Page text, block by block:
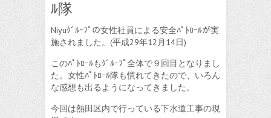
ﾙ隊
Niyuｸﾞﾙｰﾌﾟの女性社員による安全ﾊﾟﾄﾛｰﾙが実
施されました。(平成29年12月14日)
このﾊﾟﾄﾛｰﾙもｸﾞﾙｰﾌﾟ全体で９回目となりまし
た。女性ﾊﾟﾄﾛｰﾙ隊も慣れてきたので、いろん
な感想も出るようになってきました。
今回は熱田区内で行っている下水道工事の現